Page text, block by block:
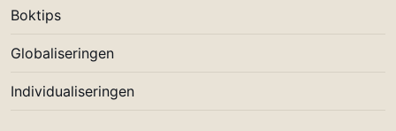
Boktips
Globaliseringen
Individualiseringen